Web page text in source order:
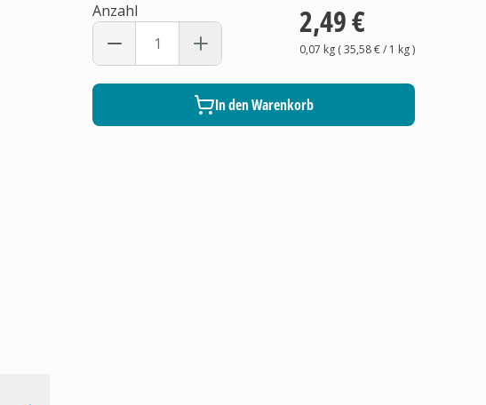
Anzahl 2,49 €
0,07 kg(35,58 €/ 1 kg)
In den Warenkorb